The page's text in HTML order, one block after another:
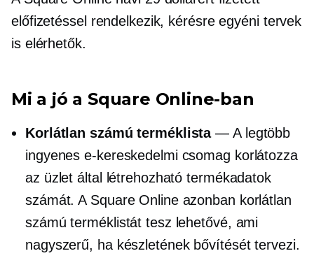
előfizetéssel rendelkezik, kérésre egyéni tervek
is elérhetők.
Mi a jó a Square Online-ban
Korlátlan számú terméklista— A legtöbb
ingyenes e-kereskedelmi csomag korlátozza
az üzlet által létrehozható termékadatok
számát. A Square Online azonban korlátlan
számú terméklistát tesz lehetővé, ami
nagyszerű, ha készletének bővítését tervezi.